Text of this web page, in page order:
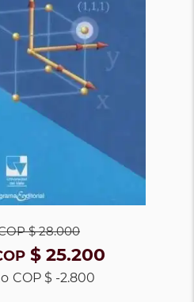
$ 28.000
$ 25.200
COP $ -2.800